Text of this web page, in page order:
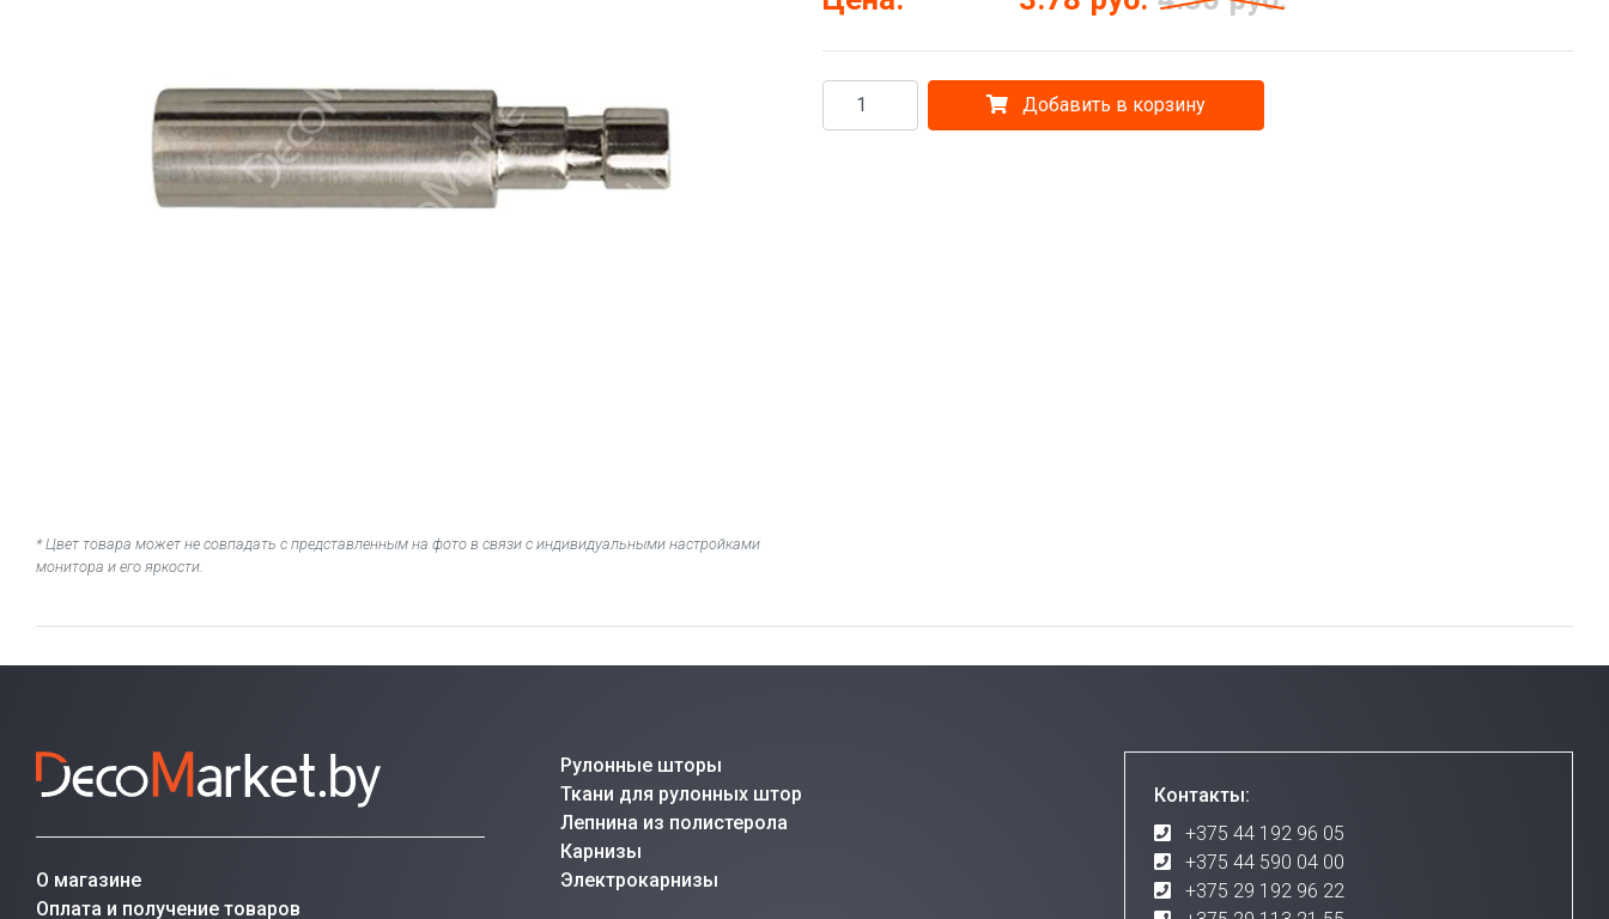
* Цвет товара может не совпадать с представленным на фото в связи с индивидуальными настройками
монитора и его яркости.
Добавить в корзину
О магазине
Оплата и получение товаров
Рулонные шторы
Ткани для рулонных штор
Лепнина из полистерола
Карнизы
Электрокарнизы
Контакты:
+375 44 192 96 05
+375 44 590 04 00
+375 29 192 96 22